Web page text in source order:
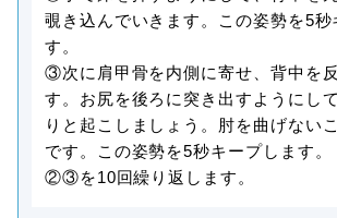
覗き込んでいきます。この姿勢を5秒
す。
③次に肩甲骨を内側に寄せ、背中を
す。お尻を後ろに突き出すようにし
りと起こしましょう。肘を曲げない
です。この姿勢を5秒キープします。
②③を10回繰り返します。